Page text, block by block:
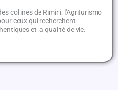
collines de Rimini, l'Agriturismo
ceux qui recherchent
et la qualité de vie.